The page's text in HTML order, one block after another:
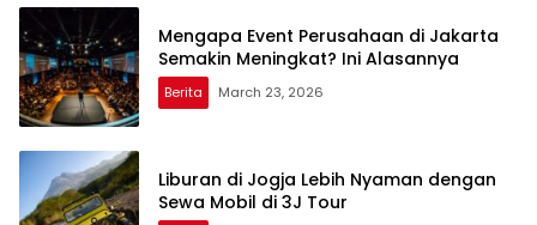
Mengapa Event Perusahaan di Jakarta
Semakin Meningkat? Ini Alasannya
Berita March 23, 2026
Liburan di Jogja Lebih Nyaman dengan
Sewa Mobil di 3J Tour